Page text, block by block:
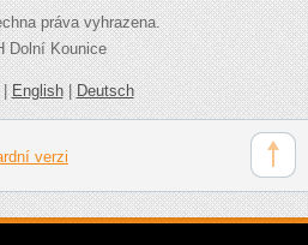
práva vyhrazena.
Dolní Kounice
English|Deutsch
verzi